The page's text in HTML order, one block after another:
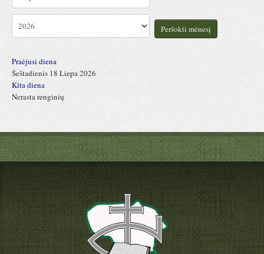
Peršokti mėnesį
Praėjusi diena
Šeštadienis 18 Liepa 2026
Kita diena
Nerasta renginių